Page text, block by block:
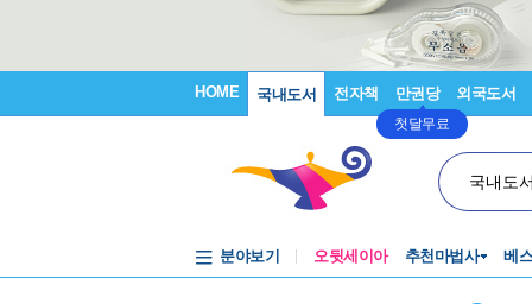
HOME 국내도서 전자책 만권당
첫달무료
외국도서
국내도
분야보기 오뒷세이아 추천마법사 베